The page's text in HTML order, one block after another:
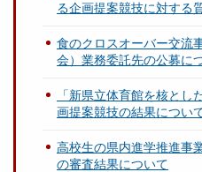
る企画提案競技に対する
食のクロスオーバー交流
会）業務委託先の公募に
「新県立体育館を核と
画提案競技の結果につい
高校生の県内進学推進事
の審査結果について